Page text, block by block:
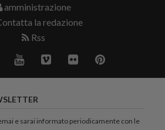
amministrazione
la redazione
Rss
e sarai informato periodicamente con le